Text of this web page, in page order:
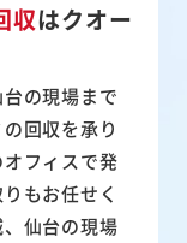
収はクオー
の現場まで
の回収を承り
フィスで発
もお任せく
仙台の現場